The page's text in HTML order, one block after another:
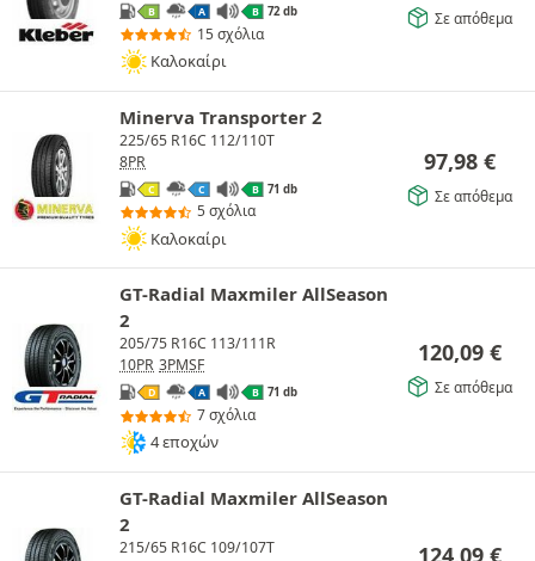
B A B 72 db
15 σχόλια
Καλοκαίρι
Σε απόθεμα
Minerva Transporter 2
225/65 R16C 112/110T
8PR
C C B 71 db
5 σχόλια
Καλοκαίρι
97,98 €
Σε απόθεμα
GT-Radial Maxmiler AllSeason
2
205/75 R16C 113/111R
10PR 3PMSF
D A B 71 db
7 σχόλια
4 εποχών
120,09 €
Σε απόθεμα
GT-Radial Maxmiler AllSeason
2
215/65 R16C 109/107T